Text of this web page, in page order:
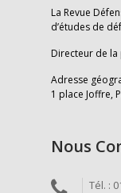
La Revue
d’études de
Directeur de la
Adresse
1 place Joffre,
Nous
Tél. :